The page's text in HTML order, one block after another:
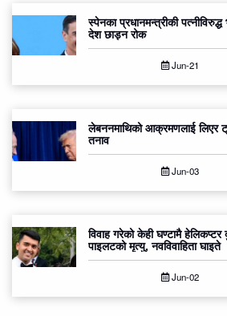
स्पेनका प्रधानमन्त्रीकी पत्नीविरुद्ध
देश छाड्न रोक
Jun-21
लेबननमाथिको आक्रमणलाई लिएर
तनाव
Jun-03
विवाह गरेको केही घण्टामै हेलिकप्टर
पाइलटको मृत्यु, नवविवाहिता घाइते
Jun-02